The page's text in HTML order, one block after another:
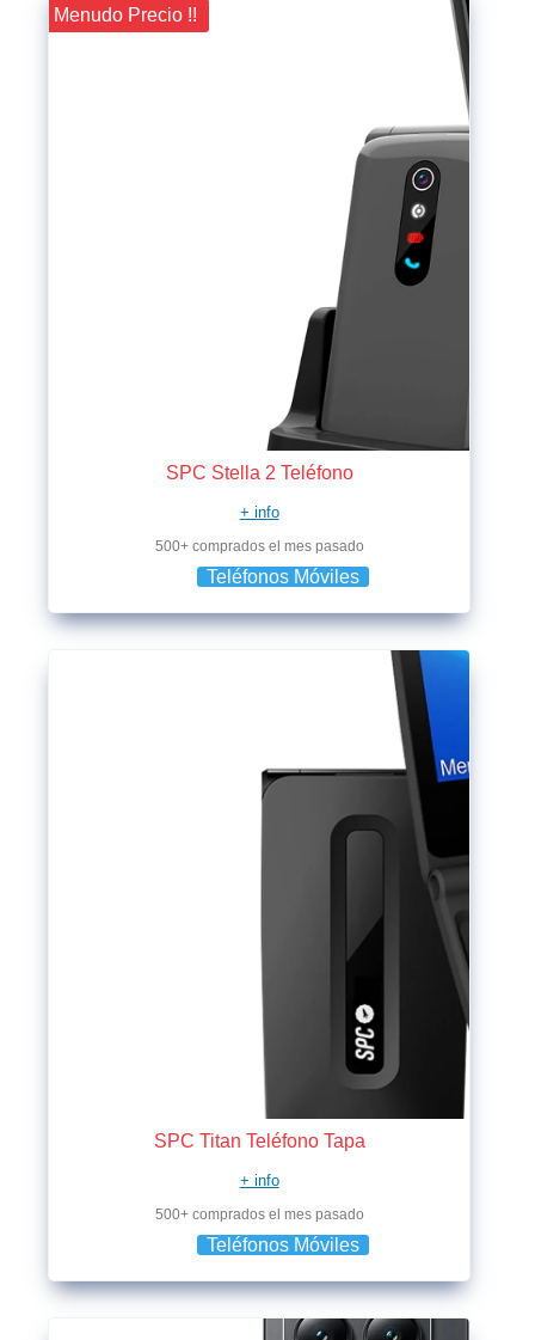
¡¡ Menudo Precio !!
SPC Stella 2 Teléfono
+ info
500+ comprados el mes pasado
Teléfonos Móviles
SPC Titan Teléfono Tapa
+ info
500+ comprados el mes pasado
Teléfonos Móviles